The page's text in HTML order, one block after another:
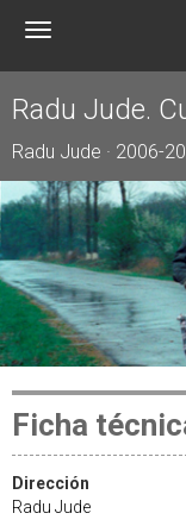
Toggle
Radu Jude.
Radu Jude · 2006-
Ficha
Dirección
Radu Jude